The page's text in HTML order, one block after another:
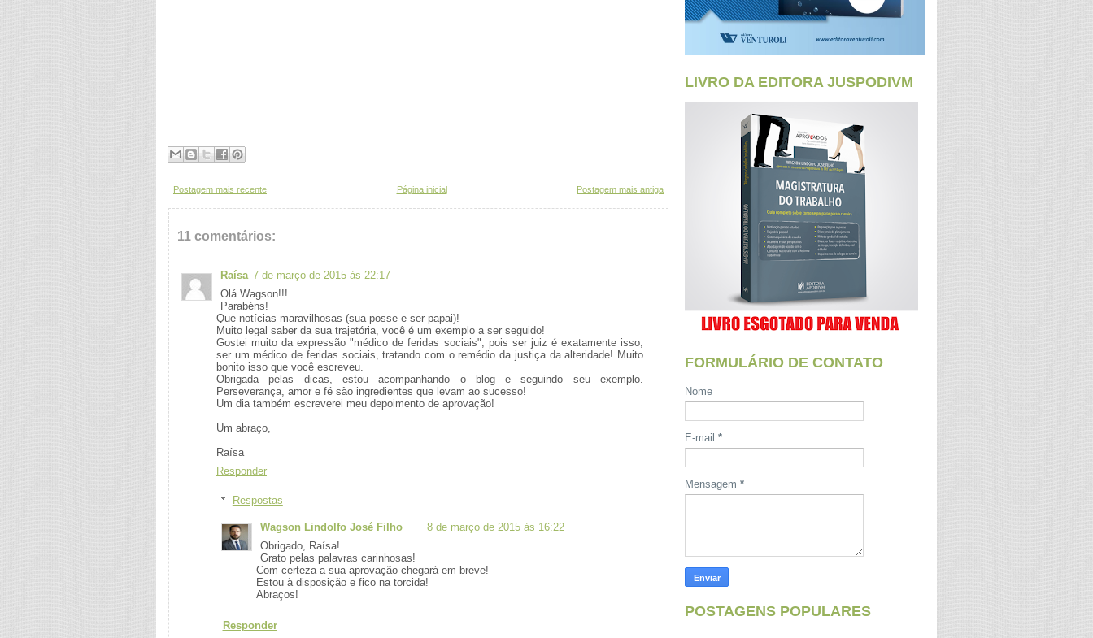
Postagem mais recente Postagem mais antiga
Página inicial
11 comentários:
Raísa 7 de março de 2015 às 22:17
Olá Wagson!!!
Parabéns!
Que notícias maravilhosas (sua posse e ser papai)!
Muito legal saber da sua trajetória, você é um exemplo a ser seguido!
Gostei muito da expressão "médico de feridas sociais", pois ser juiz é exatamente isso,
ser um médico de feridas sociais, tratando com o remédio da justiça da alteridade! Muito
bonito isso que você escreveu.
Obrigada pelas dicas, estou acompanhando o blog e seguindo seu exemplo.
Perseverança, amor e fé são ingredientes que levam ao sucesso!
Um dia também escreverei meu depoimento de aprovação!
Um abraço,
Raísa
Responder
Respostas
Wagson Lindolfo José Filho
8 de março de 2015 às 16:22
Obrigado, Raísa!
Grato pelas palavras carinhosas!
Com certeza a sua aprovação chegará em breve!
Estou à disposição e fico na torcida!
Abraços!
Responder
LIVRO DA EDITORA JUSPODIVM
FORMULÁRIO DE CONTATO
Nome
E-mail *
Mensagem *
POSTAGENS POPULARES